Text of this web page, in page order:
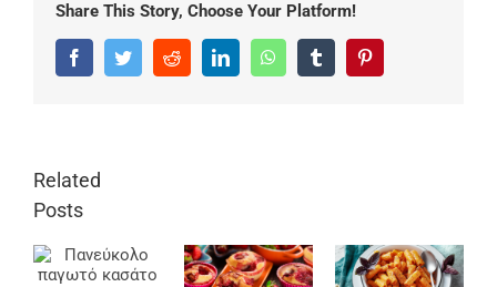
Share This Story, Choose Your Platform!
FacebookTwitterRedditLinkedInWhatsAppTumblr
Related
Posts